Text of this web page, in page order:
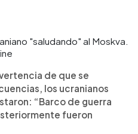
"saludando" al Moskva.
de que se
los ucranianos
“Barco de guerra
fueron